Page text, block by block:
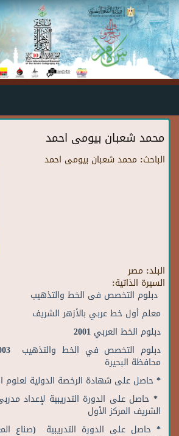
Skip to main content
محمد شعبان بيومى احمد
الباحث: محمد شعبان بيومى احمد
البلد: مصر
السيرة الذاتية:
دبلوم التخصص فى الخط والتذهيب
معلم أول خط عربي بالأزهر الشريف
دبلوم الخط العربي 2001
محافظة البحيرة
* حاصل على شهادة الرخصة الدولية لعلوم
* حاصل على الدورة التدريبية لإعداد
الشريف المركز الأول
* حاصل على الدورة التدريبية (صناع